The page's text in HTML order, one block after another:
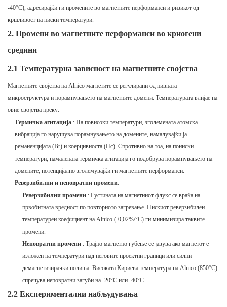
-40°C), адресирајќи ги промените во магнетните перформанси и ризикот од
кршливост на ниски температури.
2. Промени во магнетните перформанси во криогени
средини
2.1 Температурна зависност на магнетните својства
Магнетните својства на Alnico магнетите се регулирани од нивната
микроструктура и порамнувањето на магнетните домени. Температурата влијае на
овие својства преку:
Термичка агитација : На повисоки температури, зголемената атомска
вибрација го нарушува порамнувањето на домените, намалувајќи ја
реманенцијата (Br) и коерцивноста (Hc). Спротивно на тоа, на пониски
температури, намалената термичка агитација го подобрува порамнувањето на
домените, потенцијално зголемувајќи ги магнетните перформанси.
Реверзибилни и неповратни промени:
Реверзибилни промени: Густината на магнетниот флукс се враќа на
првобитната вредност по повторното загревање. Нискиот реверзибилен
температурен коефициент на Alnico (-0,02%/°C) ги минимизира таквите
промени.
Неповратни промени: Трајно магнетно губење се јавува ако магнетот е
изложен на температури над неговите проектни граници или силни
демагнетизирачки полиња. Високата Кириева температура на Alnico (850°C)
спречува неповратни загуби на -20°C или -40°C.
2.2 Експериментални набљудувања